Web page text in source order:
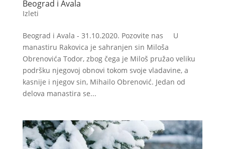
Beograd i Avala
Izleti
Beograd i Avala - 31.10.2020. Pozovite nas U
manastiru Rakovica je sahranjen sin Miloša
Obrenovića Todor, zbog čega je Miloš pružao veliku
podršku njegovoj obnovi tokom svoje vladavine, a
kasnije i njegov sin, Mihailo Obrenović. Jedan od
delova manastira se...